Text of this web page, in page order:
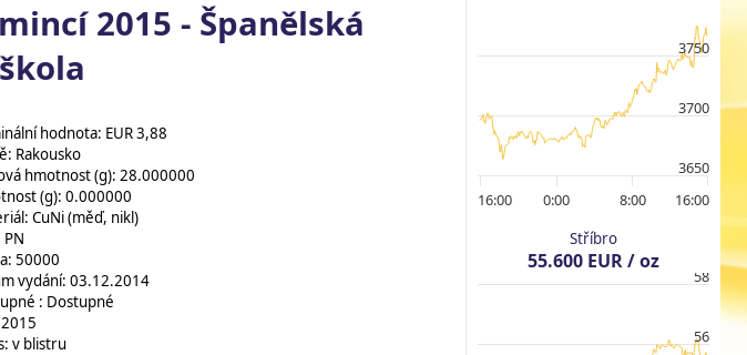
2015 - Španělská
hodnota: EUR 3,88
Rakousko
hmotnost (g): 28.000000
(g): 0.000000
CuNi (měď, nikl)
PN
50000
vydání: 03.12.2014
: Dostupné
v blistru
16:00 0:00 8:00 16:00
3650
3700
3750
Stříbro
55.600 EUR / oz
56
58